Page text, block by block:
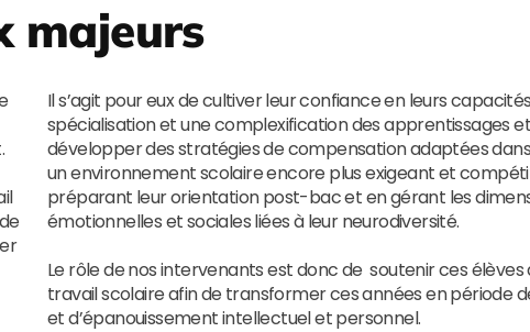
majeurs
Il s’agit pour eux de cultiver leur confiance en leurs
spécialisation et une complexification des apprentissages
développer des stratégies de compensation adaptées dans
un environnement scolaire encore plus exigeant et
préparant leur orientation post-bac et en gérant les
émotionnelles et sociales liées à leur neurodiversité.
Le rôle de nos intervenants est donc de soutenir ces élèves
travail scolaire afin de transformer ces années en période
et d’épanouissement intellectuel et personnel.